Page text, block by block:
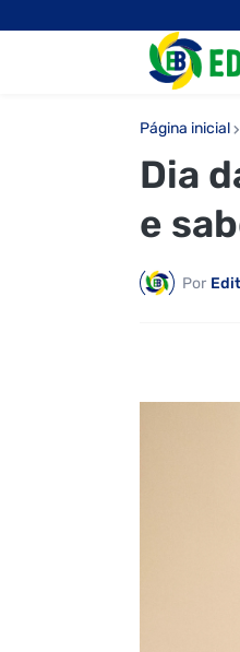
Página inicial
Dia
e
Por